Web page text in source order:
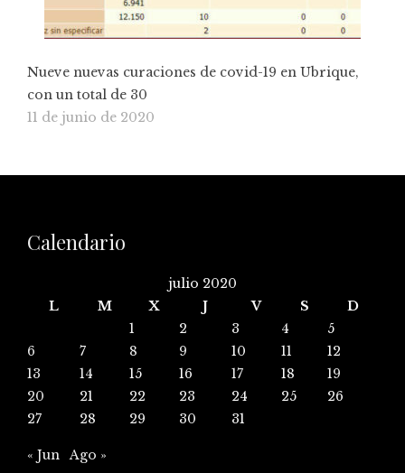
Nueve nuevas curaciones de covid-19 en Ubrique,
con un total de 30
11 de junio de 2020
Calendario
julio 2020
L
M X J V S
D
1
2 3 4
5
6
7 8 9 10 11
12
13
14 15 16 17 18
19
20
21 22 23 24 25
26
27
28 29 30 31
« Jun Ago »